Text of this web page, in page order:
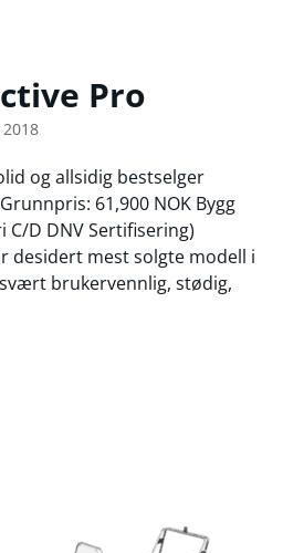
Pro
og allsidig bestselger
61,900 NOK Bygg
C/D DNV Sertifisering)
desidert mest solgte modell i
brukervennlig, stødig,